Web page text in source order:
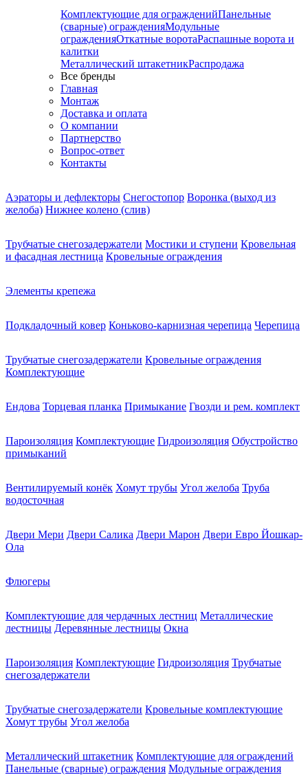
Комплектующие для огражденийПанельные
(сварные) огражденияМодульные
огражденияОткатные воротаРаспашные ворота и
калитки
Металлический штакетникРаспродажа
Все бренды
Главная
Монтаж
Доставка и оплата
О компании
Партнерство
Вопрос-ответ
Контакты
Аэраторы и дефлекторы Снегостопор Воронка (выход из
желоба) Нижнее колено (слив)
Трубчатые снегозадержатели Мостики и ступени Кровельная
и фасадная лестница Кровельные ограждения
Элементы крепежа
Подкладочный ковер Коньково-карнизная черепица Черепица
Трубчатые снегозадержатели Кровельные ограждения
Комплектующие
Ендова Торцевая планка Примыкание Гвозди и рем. комплект
Пароизоляция Комплектующие Гидроизоляция Обустройство
примыканий
Вентилируемый конёк Хомут трубы Угол желоба Труба
водосточная
Двери Мери Двери Салика Двери Марон Двери Евро Йошкар-
Ола
Флюгеры
Комплектующие для чердачных лестниц Металлические
лестницы Деревянные лестницы Окна
Пароизоляция Комплектующие Гидроизоляция Трубчатые
снегозадержатели
Трубчатые снегозадержатели Кровельные комплектующие
Хомут трубы Угол желоба
Металлический штакетник Комплектующие для ограждений
Панельные (сварные) ограждения Модульные ограждения